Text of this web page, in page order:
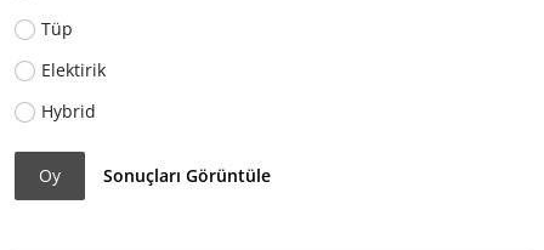
Tüp
Elektirik
Hybrid
Oy Sonuçları Görüntüle